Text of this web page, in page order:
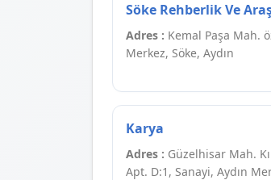
Söke Rehberlik Ve
Adres : Kemal Paşa Mah.
Merkez, Söke, Aydın
Karya
Adres : Güzelhisar Mah.
Apt. D:1, Sanayi, Aydın